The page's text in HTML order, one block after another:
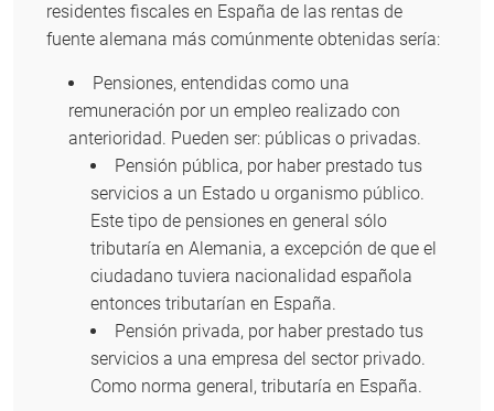
residentes fiscales en España de las rentas de
fuente alemana más comúnmente obtenidas sería:
Pensiones, entendidas como una
remuneración por un empleo realizado con
anterioridad. Pueden ser: públicas o privadas.
Pensión pública, por haber prestado tus
servicios a un Estado u organismo público.
Este tipo de pensiones en general sólo
tributaría en Alemania, a excepción de que el
ciudadano tuviera nacionalidad española
entonces tributarían en España.
Pensión privada, por haber prestado tus
servicios a una empresa del sector privado.
Como norma general, tributaría en España.